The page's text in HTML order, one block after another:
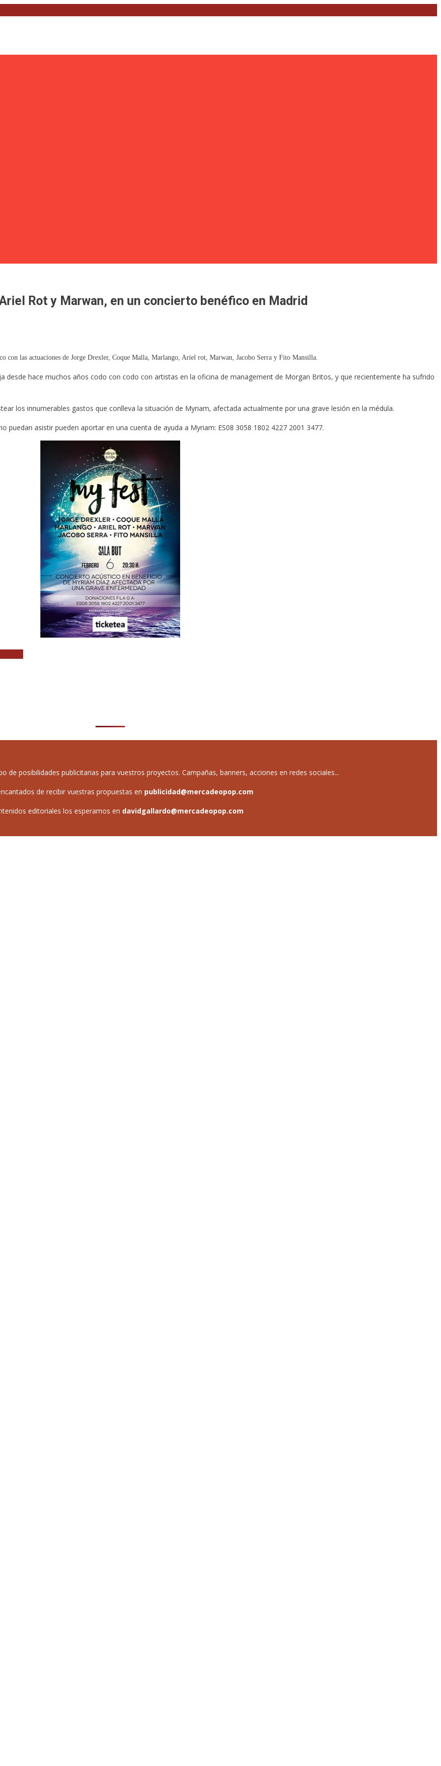
Rot y Marwan, en un concierto benéfico en Madrid
con las actuaciones de Jorge Drexler, Coque Malla, Marlango, Ariel rot, Marwan, Jacobo Serra y Fito Mansilla.
desde hace muchos años codo con codo con artistas en la oficina de management de Morgan Britos, y que recientemente ha sufrido
los innumerables gastos que conlleva la situación de Myriam, afectada actualmente por una grave lesión en la médula.
puedan asistir pueden aportar en una cuenta de ayuda a Myriam: ES08 3058 1802 4227 2001 3477.
de posibilidades publicitarias para vuestros proyectos. Campañas, banners, acciones en redes sociales...
de recibir vuestras propuestas en publicidad@mercadeopop.com
editoriales los esperamos en davidgallardo@mercadeopop.com